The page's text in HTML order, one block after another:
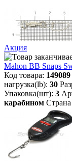
Акция
Mahon BB Snaps
Код товара: 149089
нагрузка(lb): 30
Упаковка(шт): 3
карабином Страна